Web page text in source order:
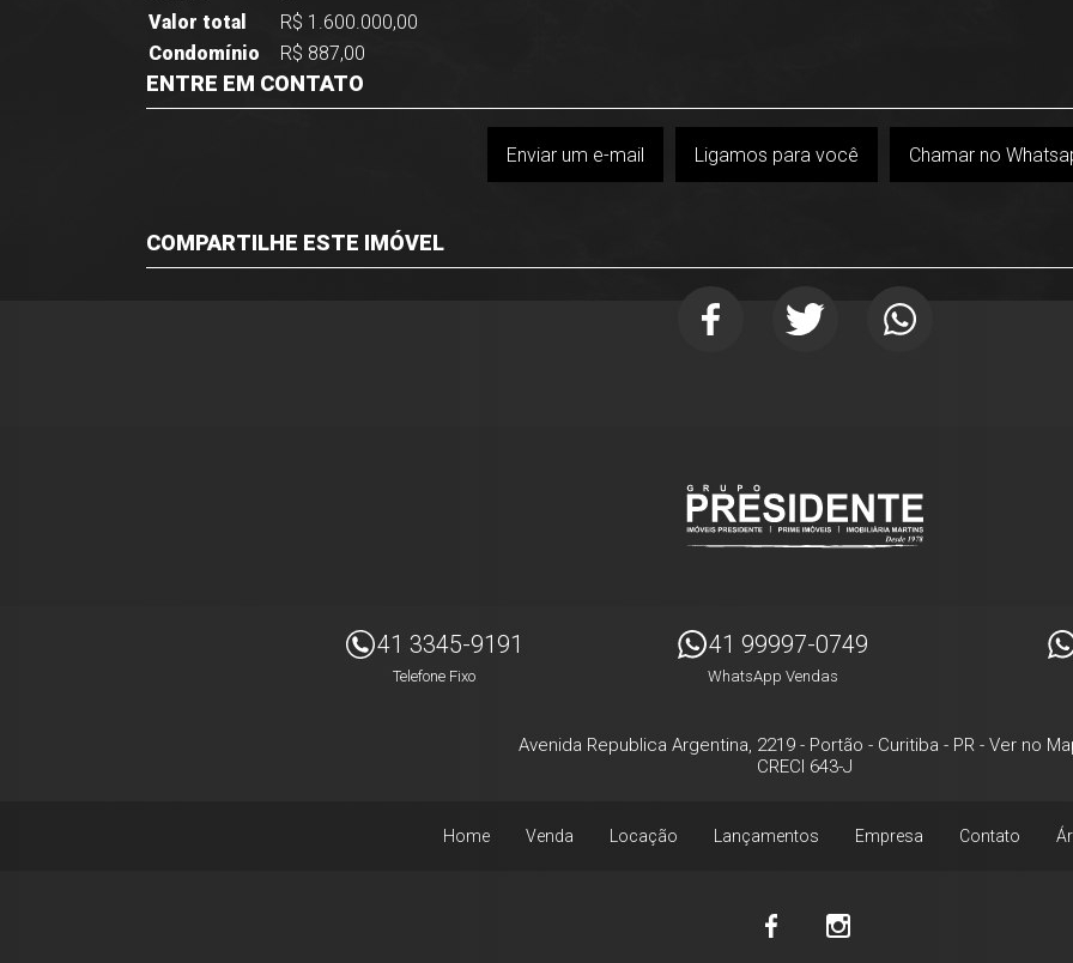
Valor total
R$ 1.600.000,00
Condomínio
R$ 887,00
ENTRE EM CONTATO
Enviar um e-mail Ligamos para você Chamar no
COMPARTILHE ESTE IMÓVEL
41 3345-9191
Telefone Fixo
41 99997-0749
WhatsApp Vendas
Avenida Republica Argentina, 2219 - Portão - Curitiba - PR - Ver no
CRECI 643-J
Home Venda Locação Lançamentos Empresa Contato